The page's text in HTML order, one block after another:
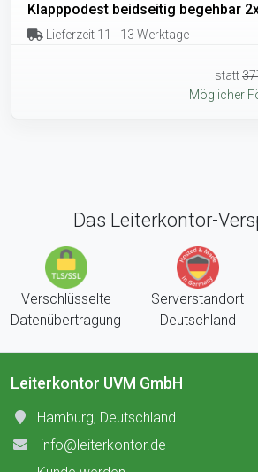
Klapppodest beidseitig begehbar
Lieferzeit 11 - 13 Werktage
statt
Möglicher
Das Leiterkontor-
Verschlüsselte
Datenübertragung
Serverstandort
Deutschland
Leiterkontor UVM GmbH
Hamburg, Deutschland
info@leiterkontor.de